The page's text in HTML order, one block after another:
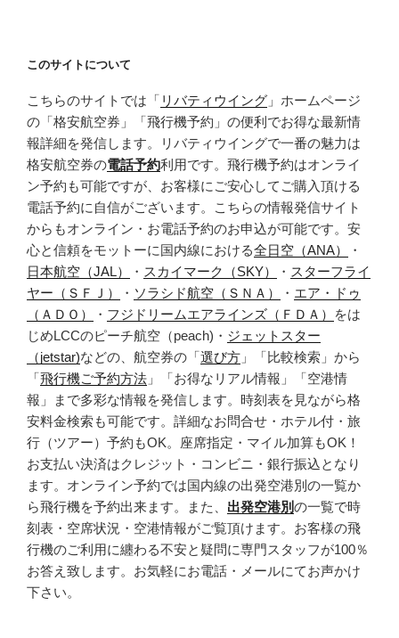
このサイトについて
こちらのサイトでは「 リバティウイング 」ホームページ
の「格安航空券」「飛行機予約」の便利でお得な最新情
報詳細を発信します。リバティウイングで一番の魅力は
格安航空券の電話予約利用です。飛行機予約はオンライ
ン予約も可能ですが、お客様にご安心してご購入頂ける
電話予約に自信がございます。こちらの情報発信サイト
からもオンライン・お電話予約のお申込が可能です。安
心と信頼をモットーに国内線における全日空（ANA）
・
日本航空（JAL）
・ スカイマーク（SKY） ・ スターフライ
ヤー（ＳＦＪ）
・ ソラシド航空（ＳＮＡ） ・ エア・ドゥ
（ＡＤＯ）
・ フジドリームエアラインズ（ＦＤＡ）
をは
じめLCCのピーチ航空（peach)・ ジェットスター
（jetstar)などの、航空券の「選び方 」「比較検索」から
「飛行機ご予約方法 」「お得なリアル情報」「空港情
報」まで多彩な情報を発信します。時刻表を見ながら格
安料金検索も可能です。詳細なお問合せ・ホテル付・旅
行（ツアー）予約もOK。座席指定・マイル加算もOK！
お支払い決済はクレジット・コンビニ・銀行振込となり
ます。オンライン予約では国内線の出発空港別の一覧か
ら飛行機を予約出来ます。また、 出発空港別の一覧で時
刻表・空席状況・空港情報がご覧頂けます。お客様の飛
行機のご利用に纏わる不安と疑問に専門スタッフが100％
お答え致します。お気軽にお電話・メールにてお声かけ
下さい。